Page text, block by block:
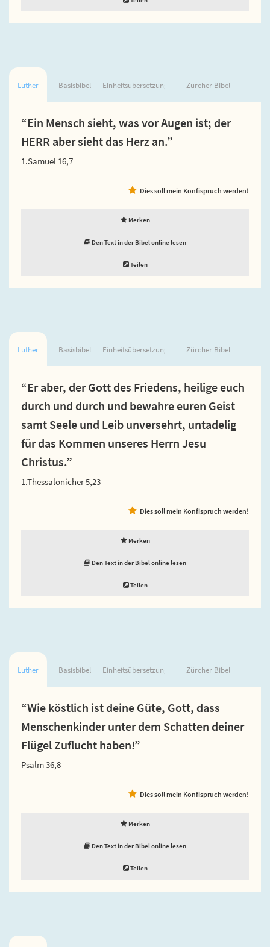
Luther Basisbibel Einheitsübersetzung Zürcher Bibel
“Ein Mensch sieht, was vor Augen ist; der
HERR aber sieht das Herz an.”
1.Samuel 16,7
Dies soll mein Konfispruch werden!
Merken
Den Text in der Bibel online lesen
Teilen
Luther Basisbibel Einheitsübersetzung Zürcher Bibel
“Er aber, der Gott des Friedens, heilige euch
durch und durch und bewahre euren Geist
samt Seele und Leib unversehrt, untadelig
für das Kommen unseres Herrn Jesu
Christus.”
1.Thessalonicher 5,23
Dies soll mein Konfispruch werden!
Merken
Den Text in der Bibel online lesen
Teilen
Luther Basisbibel Einheitsübersetzung Zürcher Bibel
“Wie köstlich ist deine Güte, Gott, dass
Menschenkinder unter dem Schatten deiner
Flügel Zuflucht haben!”
Psalm 36,8
Dies soll mein Konfispruch werden!
Merken
Den Text in der Bibel online lesen
Teilen